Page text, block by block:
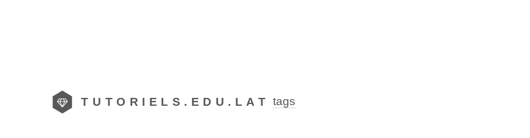
TUTORIELS.EDU.LAT tags